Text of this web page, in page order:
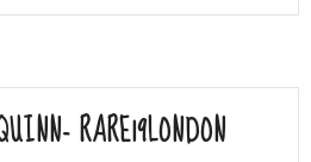
RARE19LONDON